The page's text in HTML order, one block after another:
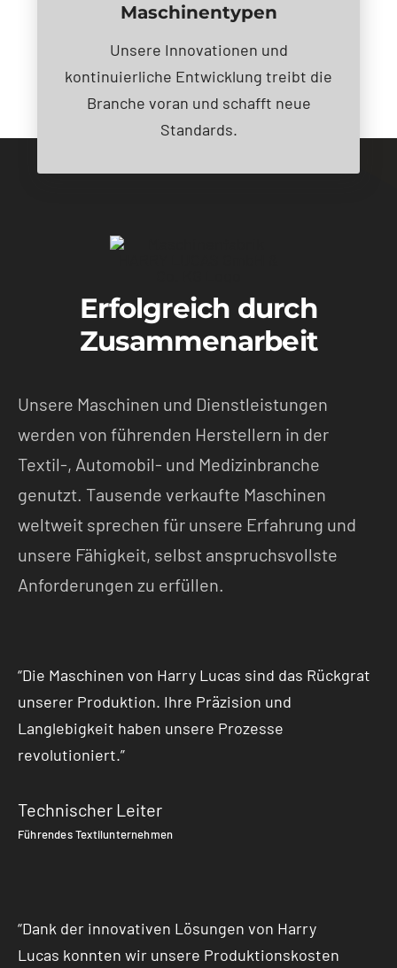
Maschinentypen
Unsere Innovationen und
kontinuierliche Entwicklung treibt die
Branche voran und schafft neue
Standards.
Erfolgreich durch
Zusammenarbeit
Unsere Maschinen und Dienstleistungen
werden von führenden Herstellern in der
Textil-, Automobil- und Medizinbranche
genutzt. Tausende verkaufte Maschinen
weltweit sprechen für unsere Erfahrung und
unsere Fähigkeit, selbst anspruchsvollste
Anforderungen zu erfüllen.
“Die Maschinen von Harry Lucas sind das Rückgrat
unserer Produktion. Ihre Präzision und
Langlebigkeit haben unsere Prozesse
revolutioniert.”
Technischer Leiter
Führendes Textilunternehmen
“Dank der innovativen Lösungen von Harry
Lucas konnten wir unsere Produktionskosten